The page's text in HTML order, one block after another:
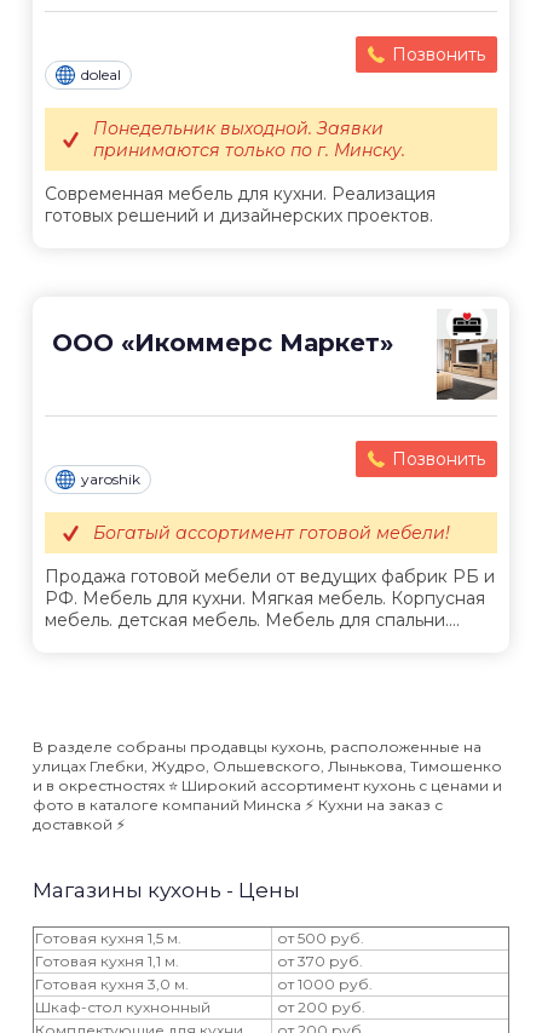
Позвонить
doleal
Современная мебель для кухни. Реализация
готовых решений и дизайнерских проектов.
Понедельник выходной. Заявки
принимаются только по г. Минску.
ООО «Икоммерс Маркет»
Позвонить
yaroshik
Продажа готовой мебели от ведущих фабрик РБ и
РФ. Мебель для кухни. Мягкая мебель. Корпусная
мебель. детская мебель. Мебель для спальни....
Богатый ассортимент готовой мебели!
В разделе собраны продавцы кухонь, расположенные на
улицах Глебки, Жудро, Ольшевского, Лынькова, Тимошенко
и в окрестностях ⭐️ Широкий ассортимент кухонь с ценами и
фото в каталоге компаний Минска ⚡️ Кухни на заказ с
доставкой ⚡️
Магазины кухонь - Цены
Готовая кухня 1,5 м.
от 500 руб.
Готовая кухня 1,1 м.
от 370 руб.
Готовая кухня 3,0 м.
от 1000 руб.
Шкаф-стол кухнонный
от 200 руб.